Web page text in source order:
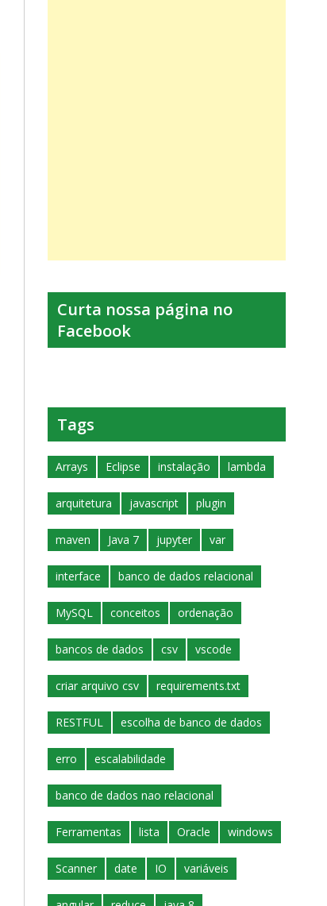
Curta nossa página no
Facebook
Tags
Arrays Eclipse instalação lambda
arquitetura javascript plugin
maven Java 7 jupyter var
interface banco de dados relacional
MySQL conceitos ordenação
bancos de dados csv vscode
criar arquivo csv requirements.txt
RESTFUL escolha de banco de dados
erro escalabilidade
banco de dados nao relacional
Ferramentas lista Oracle windows
Scanner date IO variáveis